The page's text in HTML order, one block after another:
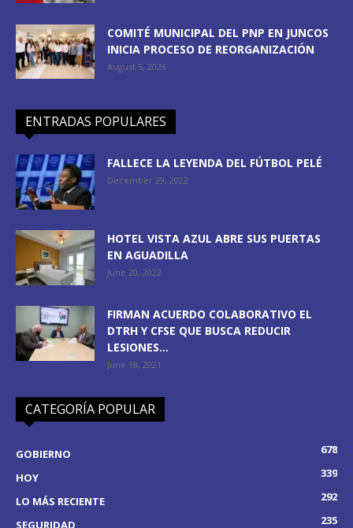
COMITÉ MUNICIPAL DEL PNP EN JUNCOS
INICIA PROCESO DE REORGANIZACIÓN
August 5, 2026
ENTRADAS POPULARES
FALLECE LA LEYENDA DEL FÚTBOL PELÉ
December 29, 2022
HOTEL VISTA AZUL ABRE SUS PUERTAS
EN AGUADILLA
June 20, 2022
FIRMAN ACUERDO COLABORATIVO EL
DTRH Y CFSE QUE BUSCA REDUCIR
LESIONES...
June 18, 2021
CATEGORÍA POPULAR
GOBIERNO
678
HOY
339
LO MÁS RECIENTE
292
SEGURIDAD
235